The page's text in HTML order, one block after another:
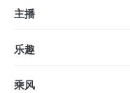
主播
乐趣
乘风